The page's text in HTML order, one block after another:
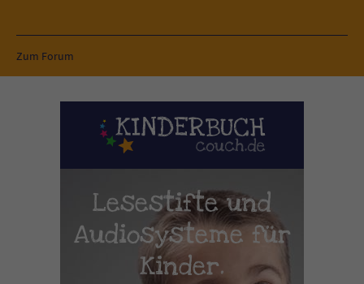
Zum Forum
Lesestifte und
Audiosysteme für
Kinder.